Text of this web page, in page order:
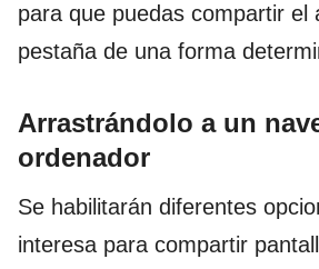
para que puedas compartir el
pestaña de una forma
Arrastrándolo a un
ordenador
Se habilitarán diferentes
interesa para compartir